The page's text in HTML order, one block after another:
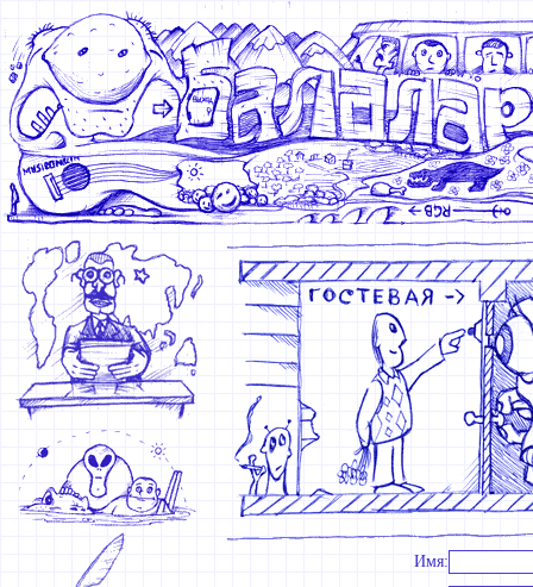
Имя: